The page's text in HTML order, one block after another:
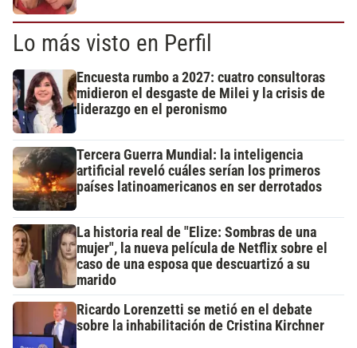
Lo más visto en Perfil
Encuesta rumbo a 2027: cuatro consultoras
midieron el desgaste de Milei y la crisis de
liderazgo en el peronismo
Tercera Guerra Mundial: la inteligencia
artificial reveló cuáles serían los primeros
países latinoamericanos en ser derrotados
La historia real de "Elize: Sombras de una
mujer", la nueva película de Netflix sobre el
caso de una esposa que descuartizó a su
marido
Ricardo Lorenzetti se metió en el debate
sobre la inhabilitación de Cristina Kirchner